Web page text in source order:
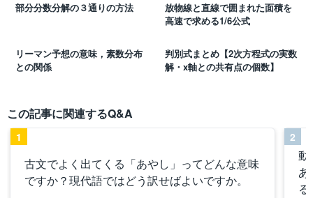
部分分数分解の３通りの方法
放物線と直線で囲まれた面積を
高速で求める1/6公式
リーマン予想の意味，素数分布
との関係
判別式まとめ【2次方程式の実数
解・x軸との共有点の個数】
この記事に関連するQ&A
古文でよく出てくる「あやし」ってどんな意味
ですか？現代語ではどう訳せばよいですか。
1
動
あ
2